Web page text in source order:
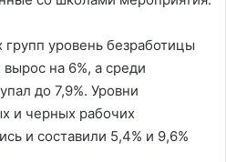
уровень безработицы
на 6%, а среди
до 7,9%. Уровни
и черных рабочих
и составили 5,4% и 9,6%